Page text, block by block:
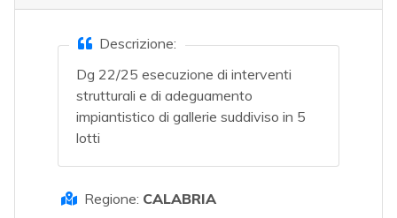
Descrizione:
Dg 22/25 esecuzione di interventi
strutturali e di adeguamento
impiantistico di gallerie suddiviso in 5
lotti
Regione: CALABRIA